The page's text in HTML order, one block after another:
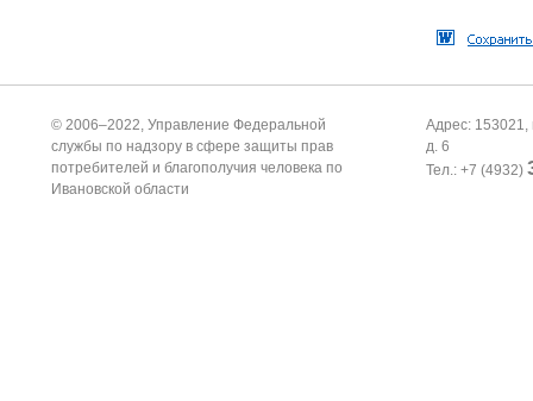
© 2006–2022, Управление Федеральной
службы по надзору в сфере защиты прав
потребителей и благополучия человека по
Ивановской области
Адрес: 153021,
д. 6
Тел.: +7 (4932)